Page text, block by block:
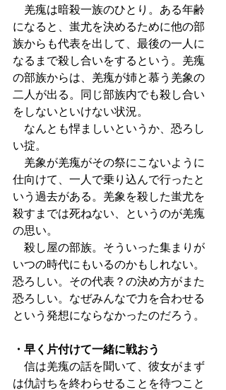
羌瘣は暗殺一族のひとり。ある年齢
になると、蚩尤を決めるために他の部
族からも代表を出して、最後の一人に
なるまで殺し合いをするという。羌瘣
の部族からは、羌瘣が姉と慕う羌象の
二人が出る。同じ部族内でも殺し合い
をしないといけない状況。
なんとも悍ましいというか、恐ろし
い掟。
羌象が羌瘣がその祭にこないように
仕向けて、一人で乗り込んで行ったと
いう過去がある。羌象を殺した蚩尤を
殺すまでは死ねない、というのが羌瘣
の思い。
殺し屋の部族。そういった集まりが
いつの時代にもいるのかもしれない。
恐ろしい。その代表？の決め方がまた
恐ろしい。なぜみんなで力を合わせる
という発想にならなかったのだろう。
・早く片付けて一緒に戦おう
信は羌瘣の話を聞いて、彼女がまず
は仇討ちを終わらせることを待つこと